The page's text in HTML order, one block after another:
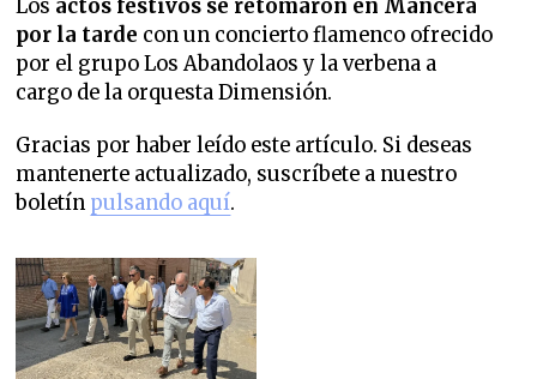
Los actos festivos se retomaron en Mancera
por la tarde con un concierto flamenco ofrecido
por el grupo Los Abandolaos y la verbena a
cargo de la orquesta Dimensión.
Gracias por haber leído este artículo. Si deseas
mantenerte actualizado, suscríbete a nuestro
boletín pulsando aquí.